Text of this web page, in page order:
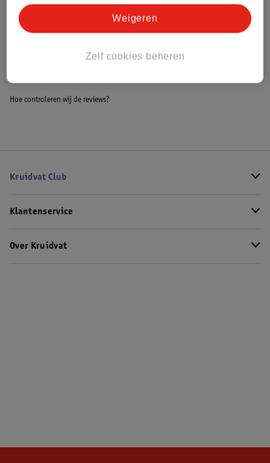
Hoe controleren wij de reviews?
Kruidvat Club
Klantenservice
Over Kruidvat
Zelf cookies beheren
Weigeren